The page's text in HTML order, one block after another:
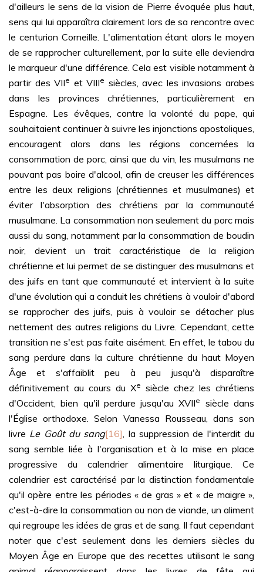
d'ailleurs le sens de la vision de Pierre évoquée plus haut,
sens qui lui apparaîtra clairement lors de sa rencontre avec
le centurion Corneille. L'alimentation étant alors le moyen
de se rapprocher culturellement, par la suite elle deviendra
le marqueur d'une différence. Cela est visible notamment à
partir des VIIe et VIIIe siècles, avec les invasions arabes
dans les provinces chrétiennes, particulièrement en
Espagne. Les évêques, contre la volonté du pape, qui
souhaitaient continuer à suivre les injonctions apostoliques,
encouragent alors dans les régions concernées la
consommation de porc, ainsi que du vin, les musulmans ne
pouvant pas boire d'alcool, afin de creuser les différences
entre les deux religions (chrétiennes et musulmanes) et
éviter l'absorption des chrétiens par la communauté
musulmane. La consommation non seulement du porc mais
aussi du sang, notamment par la consommation de boudin
noir, devient un trait caractéristique de la religion
chrétienne et lui permet de se distinguer des musulmans et
des juifs en tant que communauté et intervient à la suite
d'une évolution qui a conduit les chrétiens à vouloir d'abord
se rapprocher des juifs, puis à vouloir se détacher plus
nettement des autres religions du Livre. Cependant, cette
transition ne s'est pas faite aisément. En effet, le tabou du
sang perdure dans la culture chrétienne du haut Moyen
Âge et s'affaiblit peu à peu jusqu'à disparaître
définitivement au cours du Xe siècle chez les chrétiens
d'Occident, bien qu'il perdure jusqu'au XVIIe
siècle dans
l'Église orthodoxe. Selon Vanessa Rousseau, dans son
livre Le Goût du sang[16], la suppression de l'interdit du
sang semble liée à l'organisation et à la mise en place
progressive du calendrier alimentaire liturgique. Ce
calendrier est caractérisé par la distinction fondamentale
qu'il opère entre les périodes « de gras » et « de maigre »,
c'est-à-dire la consommation ou non de viande, un aliment
qui regroupe les idées de gras et de sang. Il faut cependant
noter que c'est seulement dans les derniers siècles du
Moyen Âge en Europe que des recettes utilisant le sang